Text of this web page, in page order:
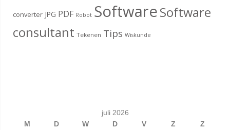
converter JPG PDF Robot SoftwareSoftware
consultant Tekenen Tips Wiskunde
juli 2026
M
D W D V Z
Z